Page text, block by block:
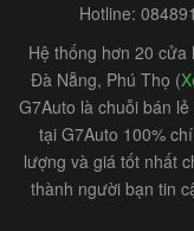
Hotline:
Hệ thống hơn 20 cửa
Đà Nẵng, Phú Thọ (
G7Auto là chuỗi bán
tại G7Auto 100%
lượng và giá tốt nhất
thành người bạn tin